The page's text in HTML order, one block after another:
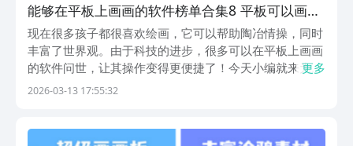
能够在平板上画画的软件榜单合集8 平板可以画画
的软件before_2
现在很多孩子都很喜欢绘画，它可以帮助陶冶情操，同时
丰富了世界观。由于科技的进步，很多可以在平板上画画
的软件问世，让其操作变得更便捷了！今天小编就来为你
推荐几个很不错的app，它们专为6-12岁的儿童打造，且
更多
2026-03-13 17:55:32